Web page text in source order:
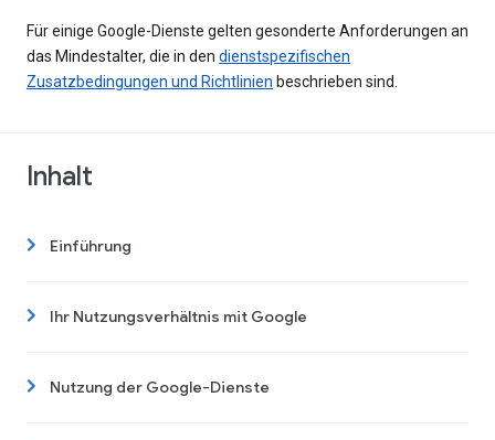
Für einige Google-Dienste gelten gesonderte Anforderungen an
das Mindestalter, die in den dienstspezifischen
Zusatzbedingungen und Richtlinien beschrieben sind.
Inhalt
Einführung
Ihr Nutzungsverhältnis mit Google
Nutzung der Google-Dienste